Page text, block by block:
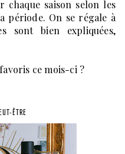
chaque saison selon les
période. On se régale à
sont bien expliquées,
ce mois-ci ?
ÊTRE